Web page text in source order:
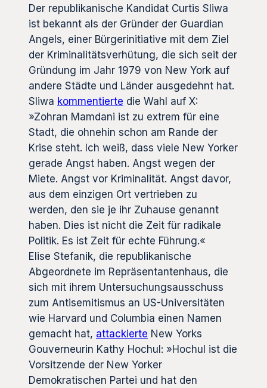
Der republikanische Kandidat Curtis Sliwa
ist bekannt als der Gründer der Guardian
Angels, einer Bürgerinitiative mit dem Ziel
der Kriminalitätsverhütung, die sich seit der
Gründung im Jahr 1979 von New York auf
andere Städte und Länder ausgedehnt hat.
Sliwa kommentierte die Wahl auf X:
»Zohran Mamdani ist zu extrem für eine
Stadt, die ohnehin schon am Rande der
Krise steht. Ich weiß, dass viele New Yorker
gerade Angst haben. Angst wegen der
Miete. Angst vor Kriminalität. Angst davor,
aus dem einzigen Ort vertrieben zu
werden, den sie je ihr Zuhause genannt
haben. Dies ist nicht die Zeit für radikale
Politik. Es ist Zeit für echte Führung.«
Elise Stefanik, die republikanische
Abgeordnete im Repräsentantenhaus, die
sich mit ihrem Untersuchungsausschuss
zum Antisemitismus an US-Universitäten
wie Harvard und Columbia einen Namen
gemacht hat, attackierte New Yorks
Gouverneurin Kathy Hochul: »Hochul ist die
Vorsitzende der New Yorker
Demokratischen Partei und hat den